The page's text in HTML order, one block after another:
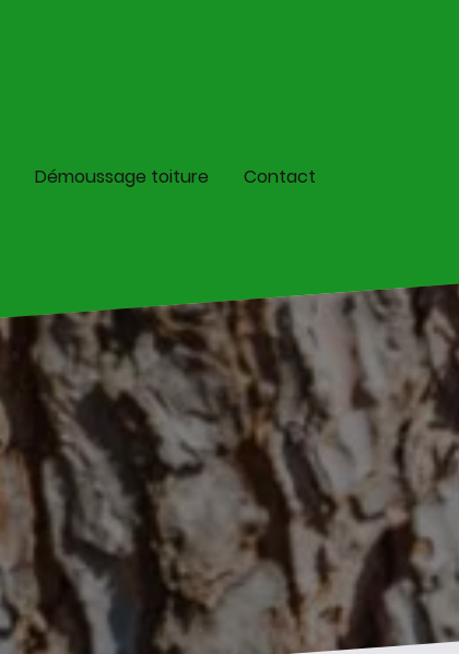
Démoussage toiture Contact